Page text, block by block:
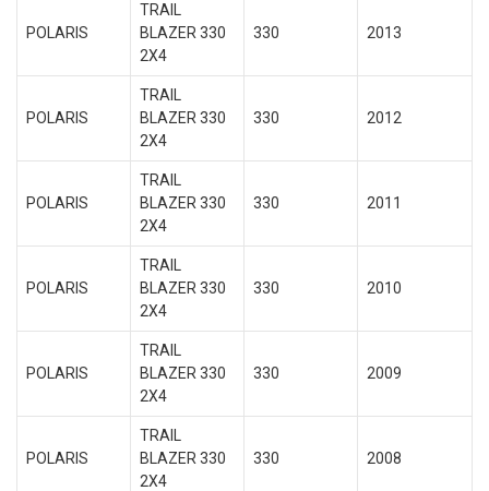
POLARIS
TRAIL
BLAZER 330
2X4
330 2013
POLARIS
TRAIL
BLAZER 330
2X4
330 2012
POLARIS
TRAIL
BLAZER 330
2X4
330 2011
POLARIS
TRAIL
BLAZER 330
2X4
330 2010
POLARIS
TRAIL
BLAZER 330
2X4
330 2009
POLARIS
TRAIL
BLAZER 330
2X4
330 2008